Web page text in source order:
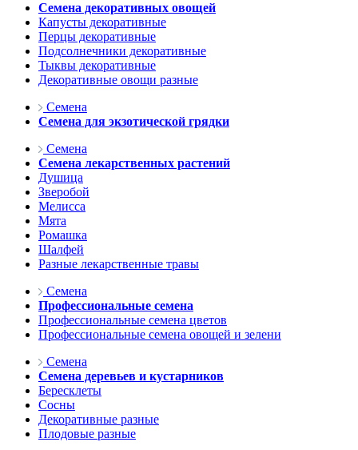
Семена декоративных овощей
Капусты декоративные
Перцы декоративные
Подсолнечники декоративные
Тыквы декоративные
Декоративные овощи разные
Семена
Семена для экзотической грядки
Семена
Семена лекарственных растений
Душица
Зверобой
Мелисса
Мята
Ромашка
Шалфей
Разные лекарственные травы
Семена
Профессиональные семена
Профессиональные семена цветов
Профессиональные семена овощей и зелени
Семена
Семена деревьев и кустарников
Бересклеты
Сосны
Декоративные разные
Плодовые разные